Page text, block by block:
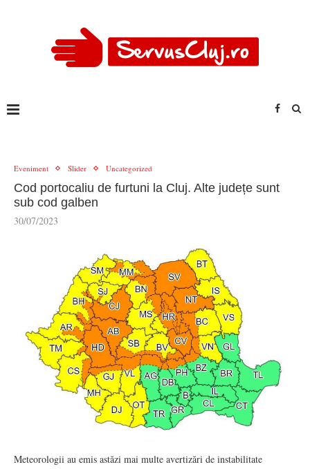
Eveniment Slider Uncategorized
Cod portocaliu de furtuni la Cluj. Alte județe sunt
sub cod galben
30/07/2023
Meteorologii au emis astăzi mai multe avertizări de instabilitate